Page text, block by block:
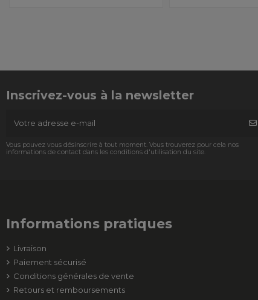
Inscrivez-vous à la newsletter
Vous pouvez vous désinscrire à tout moment. Vous trouverez pour cela nos
informations de contact dans les conditions d'utilisation du site.
Informations pratiques
Livraison
Paiement sécurisé
Conditions générales de vente
Retours et remboursements